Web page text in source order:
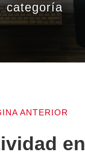
categoría
ANTERIOR
en